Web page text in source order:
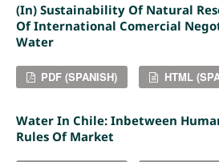
(In) Sustainability Of Natural
Of International Comercial
Water
PDF (SPANISH) HTML
Water In Chile: Inbetween
Rules Of Market